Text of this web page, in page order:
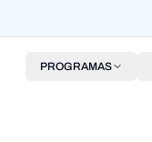
PROGRAMAS